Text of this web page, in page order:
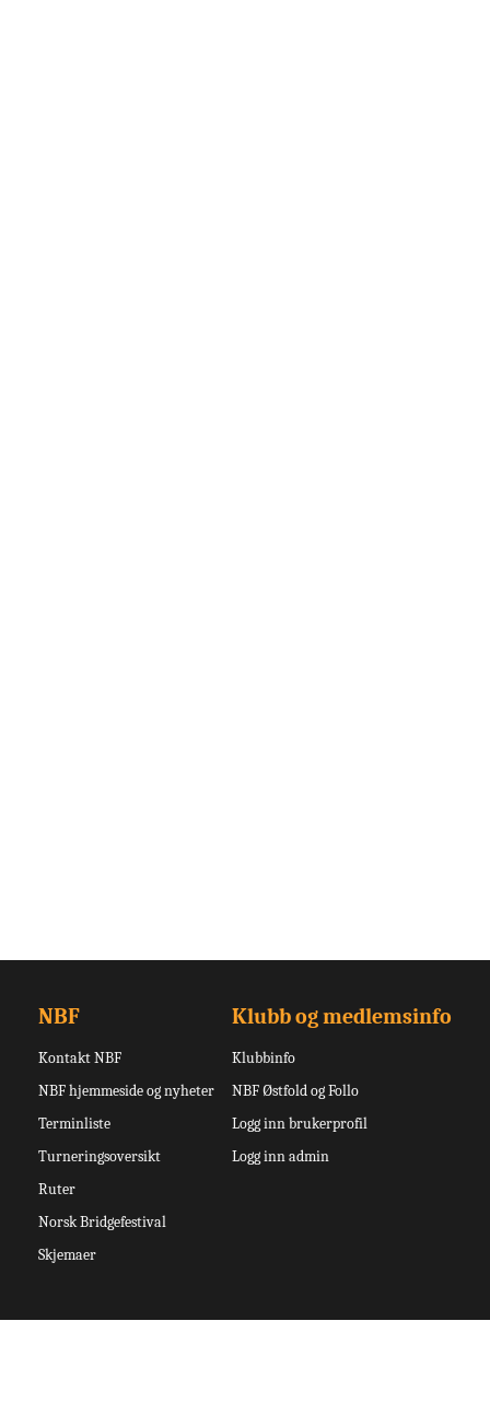
NBF
Kontakt NBF
NBF hjemmeside og nyheter
Terminliste
Turneringsoversikt
Ruter
Norsk Bridgefestival
Skjemaer
Klubb og medlemsinfo
Klubbinfo
NBF Østfold og Follo
Logg inn brukerprofil
Logg inn admin